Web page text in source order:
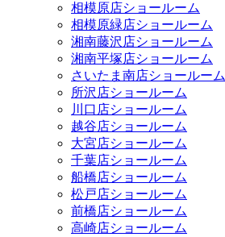
相模原店ショールーム
相模原緑店ショールーム
湘南藤沢店ショールーム
湘南平塚店ショールーム
さいたま南店ショールーム
所沢店ショールーム
川口店ショールーム
越谷店ショールーム
大宮店ショールーム
千葉店ショールーム
船橋店ショールーム
松戸店ショールーム
前橋店ショールーム
高崎店ショールーム